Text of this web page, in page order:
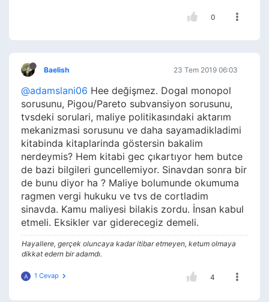
0
Baelish 23 Tem 2019 06:03
@adamslani06 Hee değişmez. Dogal monopol
sorusunu, Pigou/Pareto subvansiyon sorusunu,
tvsdeki sorulari, maliye politikasındaki aktarım
mekanizmasi sorusunu ve daha sayamadikladimi
kitabinda kitaplarinda göstersin bakalim
nerdeymis? Hem kitabi gec çıkartıyor hem butce
de bazi bilgileri guncellemiyor. Sinavdan sonra bir
de bunu diyor ha ? Maliye bolumunde okumuma
ragmen vergi hukuku ve tvs de cortladim
sinavda. Kamu maliyesi bilakis zordu. İnsan kabul
etmeli. Eksikler var giderecegiz demeli.
Hayallere, gerçek oluncaya kadar itibar etmeyen, ketum olmaya
dikkat edern bir adamdı.
A 1 Cevap 4